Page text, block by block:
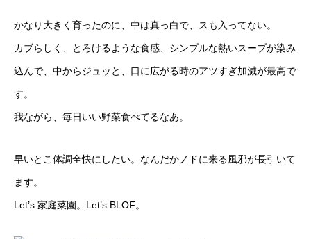
かなり大きく育ったのに、中は真っ白で、スも入ってない。
カブらしく、とろけるような食感、シンプルな熱いスープが染み
込んで、中からジュッと、口に広がる時のアツすぎ加減が最高で
す。
我ながら、毎日いい野菜食べてるなあ。
早いとこ体調全快にしたい。なんだかノドに来る風邪が長引いて
ます。
Let’s 家庭菜園。Let’s BLOF。